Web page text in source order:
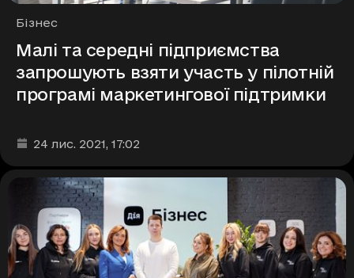
Рубрики
Бізнес
Малі та середні підприємства
запрошують взяти участь у пілотній
програмі маркетингової підтримки
Дата та час публікації
24 лис. 2021, 17:02